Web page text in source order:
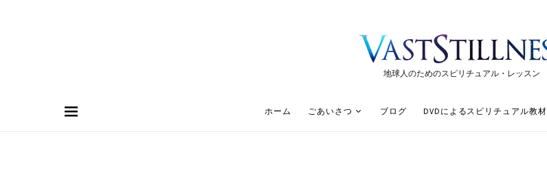
地球人のためのスピリチュアル・レッスン
ホーム ごあいさつ ブログ DVDによるスピリチュアル教材
Search for: